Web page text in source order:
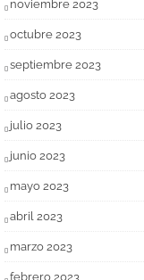
noviembre 2023
octubre 2023
septiembre 2023
agosto 2023
julio 2023
junio 2023
mayo 2023
abril 2023
marzo 2023
febrero 2023